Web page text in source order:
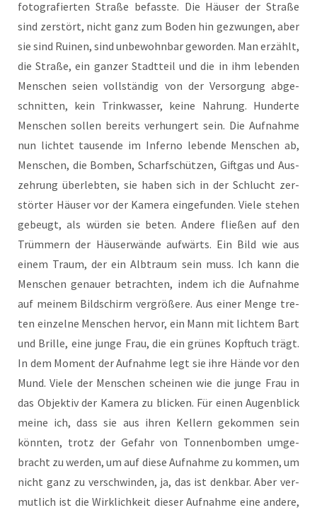
foto­gra­fier­ten Stra­ße befass­te. Die Häu­ser der Stra­ße
sind zer­stört, nicht ganz zum Boden hin gezwun­gen, aber
sie sind Rui­nen, sind unbe­wohn­bar gewor­den. Man erzählt,
die Stra­ße, ein gan­zer Stadt­teil und die in ihm leben­den
Men­schen sei­en voll­stän­dig von der Ver­sor­gung abge­
schnit­ten, kein Trink­was­ser, kei­ne Nah­rung. Hun­der­te
Men­schen sol­len bereits ver­hun­gert sein. Die Auf­nah­me
nun lich­tet tau­sen­de im Infer­no leben­de Men­schen ab,
Men­schen, die Bom­ben, Scharf­schüt­zen, Gift­gas und Aus­
zeh­rung über­leb­ten, sie haben sich in der Schlucht zer­
stör­ter Häu­ser vor der Kame­ra ein­ge­fun­den. Vie­le ste­hen
gebeugt, als wür­den sie beten. Ande­re flie­ßen auf den
Trüm­mern der Häu­ser­wän­de auf­wärts. Ein Bild wie aus
einem Traum, der ein Alb­traum sein muss. Ich kann die
Men­schen genau­er betrach­ten, indem ich die Auf­nah­me
auf mei­nem Bild­schirm ver­grö­ße­re. Aus einer Men­ge tre­
ten ein­zel­ne Men­schen her­vor, ein Mann mit lich­tem Bart
und Bril­le, eine jun­ge Frau, die ein grü­nes Kopf­tuch trägt.
In dem Moment der Auf­nah­me legt sie ihre Hän­de vor den
Mund. Vie­le der Men­schen schei­nen wie die jun­ge Frau in
das Objek­tiv der Kame­ra zu bli­cken. Für einen Augen­blick
mei­ne ich, dass sie aus ihren Kel­lern gekom­men sein
könn­ten, trotz der Gefahr von Ton­nen­bom­ben umge­
bracht zu wer­den, um auf die­se Auf­nah­me zu kom­men, um
nicht ganz zu ver­schwin­den, ja, das ist denk­bar. Aber ver­
mut­lich ist die Wirk­lich­keit die­ser Auf­nah­me eine ande­re,